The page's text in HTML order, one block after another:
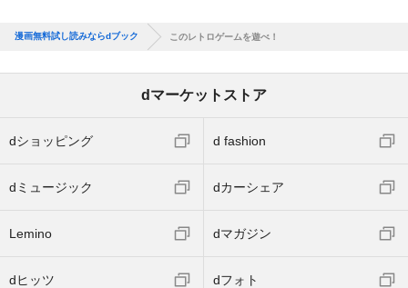
漫画無料試し読みならdブック このレトロゲームを遊べ！
dマーケットストア
dショッピング d fashion
dミュージック dカーシェア
Lemino dマガジン
dヒッツ dフォト